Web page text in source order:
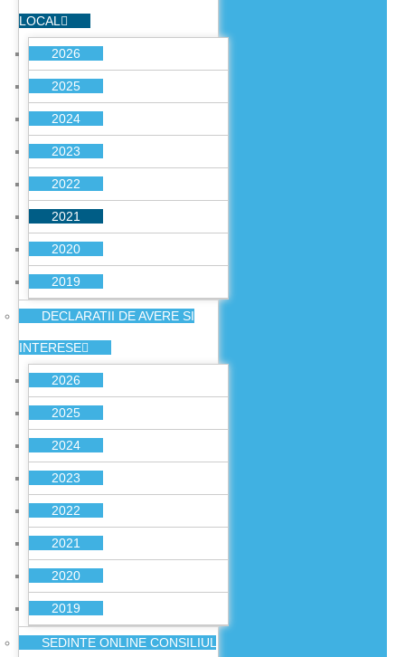
LOCAL
2026
2025
2024
2023
2022
2021
2020
2019
DECLARATII DE AVERE SI
INTERESE
2026
2025
2024
2023
2022
2021
2020
2019
SEDINTE ONLINE CONSILIUL